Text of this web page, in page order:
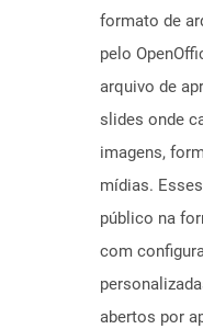
formato de
pelo
arquivo de
slides onde
imagens,
mídias.
público na
com
abertos por